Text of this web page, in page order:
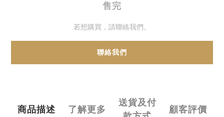
售完
若想購買，請聯絡我們。
聯絡我們
商品描述 了解更多
送貨及付
顧客評價